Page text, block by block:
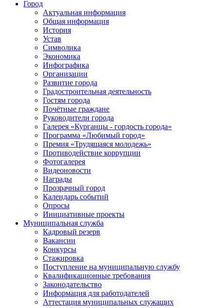
Город
Актуальная информация
Общая информация
История
Устав
Символика
Экономика
Инфографика
Организации
Развитие города
Градостроительная деятельность
Гостям города
Почётные граждане
Руководители города
Галерея «Курганцы - гордость города»
Программа «Любимый город»
Премия «Трудящаяся молодежь»
Противодействие коррупции
Фотогалерея
Видеоновости
Награды
Прозрачный город
Календарь событий
Опросы
Инициативные проекты
Муниципальная служба
Кадровый резерв
Вакансии
Конкурсы
Стажировка
Поступление на муниципальную службу
Квалификационные требования
Законодательство
Информация для работодателей
Аттестация муниципальных служащих